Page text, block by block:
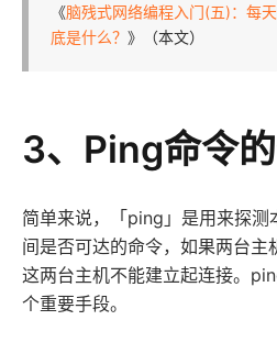
《脑残式网络编程入门(五)：每
底是什么？ 》（本文）
3、Ping命令
简单来说，「ping」是用来探测
间是否可达的命令，如果两台
这两台主机不能建立起连接。
个重要手段。